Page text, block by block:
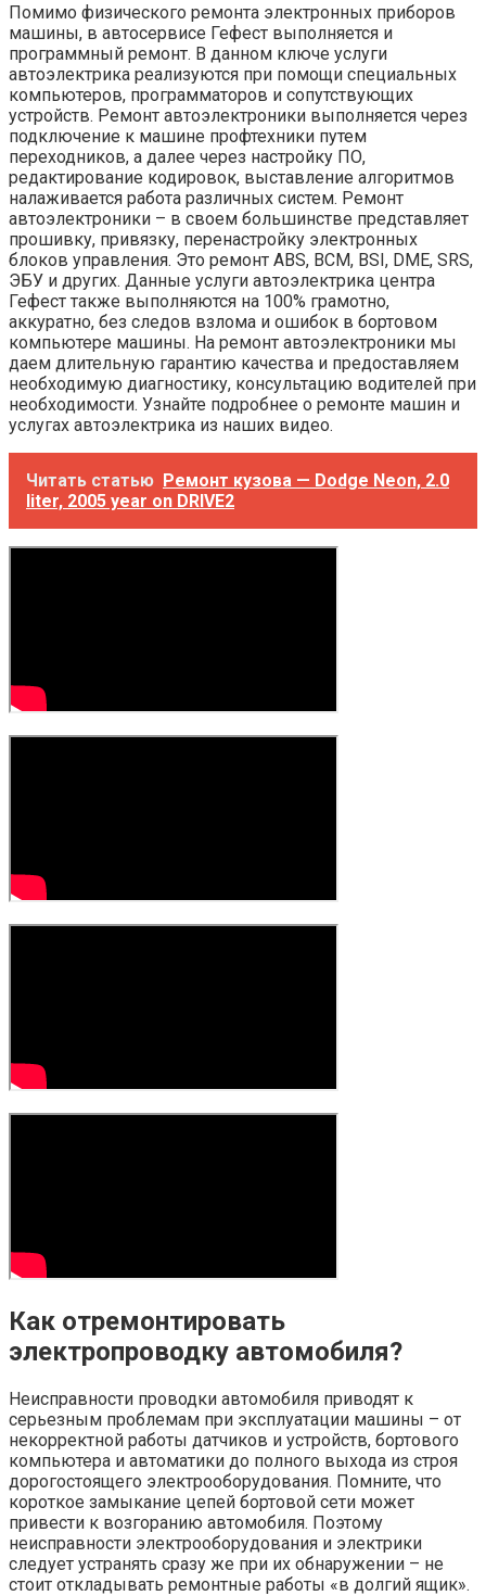
Помимо физического ремонта электронных приборов
машины, в автосервисе Гефест выполняется и
программный ремонт. В данном ключе услуги
автоэлектрика реализуются при помощи специальных
компьютеров, программаторов и сопутствующих
устройств. Ремонт автоэлектроники выполняется через
подключение к машине профтехники путем
переходников, а далее через настройку ПО,
редактирование кодировок, выставление алгоритмов
налаживается работа различных систем. Ремонт
автоэлектроники – в своем большинстве представляет
прошивку, привязку, перенастройку электронных
блоков управления. Это ремонт ABS, BCM, BSI, DME, SRS,
ЭБУ и других. Данные услуги автоэлектрика центра
Гефест также выполняются на 100% грамотно,
аккуратно, без следов взлома и ошибок в бортовом
компьютере машины. На ремонт автоэлектроники мы
даем длительную гарантию качества и предоставляем
необходимую диагностику, консультацию водителей при
необходимости. Узнайте подробнее о ремонте машин и
услугах автоэлектрика из наших видео.
Читать статью Ремонт кузова — Dodge Neon, 2.0
liter, 2005 year on DRIVE2
Как отремонтировать
электропроводку автомобиля?
Неисправности проводки автомобиля приводят к
серьезным проблемам при эксплуатации машины – от
некорректной работы датчиков и устройств, бортового
компьютера и автоматики до полного выхода из строя
дорогостоящего электрооборудования. Помните, что
короткое замыкание цепей бортовой сети может
привести к возгоранию автомобиля. Поэтому
неисправности электрооборудования и электрики
следует устранять сразу же при их обнаружении – не
стоит откладывать ремонтные работы «в долгий ящик».